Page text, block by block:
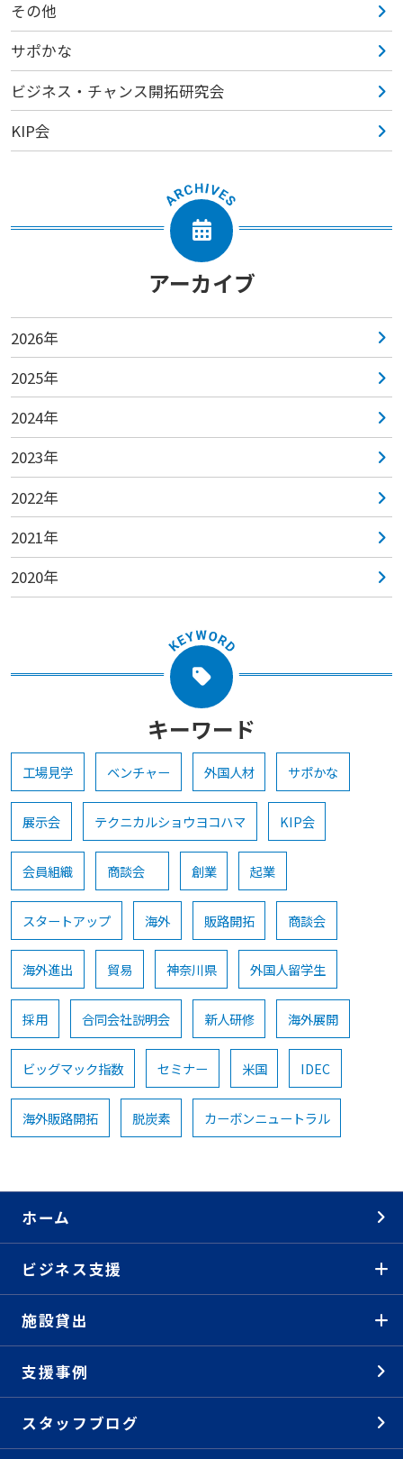
その他
サポかな
ビジネス・チャンス開拓研究会
KIP会
アーカイブ
2026年
2025年
2024年
2023年
2022年
2021年
2020年
キーワード
工場見学 ベンチャー 外国人材 サポかな
展示会 テクニカルショウヨコハマ KIP会
会員組織 商談会 創業 起業
スタートアップ 海外 販路開拓 商談会
海外進出 貿易 神奈川県 外国人留学生
採用 合同会社説明会 新人研修 海外展開
ビッグマック指数 セミナー 米国 IDEC
海外販路開拓 脱炭素 カーボンニュートラル
ホーム
ビジネス支援
施設貸出
支援事例
スタッフブログ